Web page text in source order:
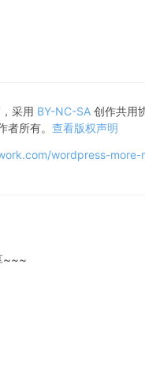
采用 BY-NC-SA 创作共用
所有。 查看版权声明
wordpress-more-
~~~